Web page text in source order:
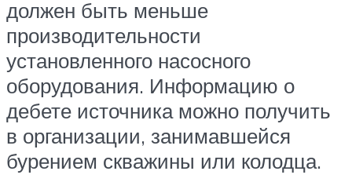
должен быть меньше
производительности
установленного насосного
оборудования. Информацию о
дебете источника можно получить
в организации, занимавшейся
бурением скважины или колодца.